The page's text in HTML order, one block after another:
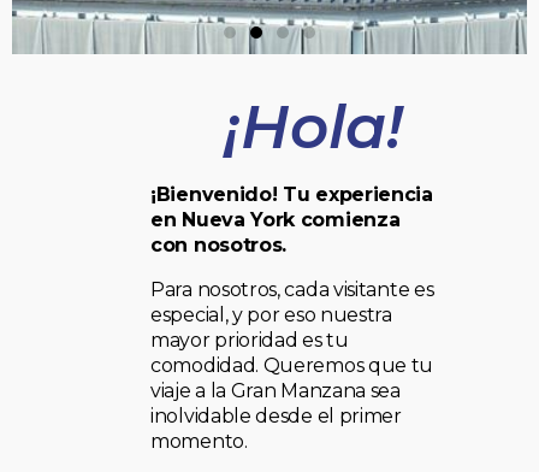
¡Hola!
¡Bienvenido! Tu experiencia
en Nueva York comienza
con nosotros.
Para nosotros, cada visitante es
especial, y por eso nuestra
mayor prioridad es tu
comodidad. Queremos que tu
viaje a la Gran Manzana sea
inolvidable desde el primer
momento.